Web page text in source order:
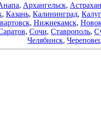
, Архангельск,
, Казань, Калининград,
, Нижнекамск,
, Сочи, Ставрополь,
Челябинск,